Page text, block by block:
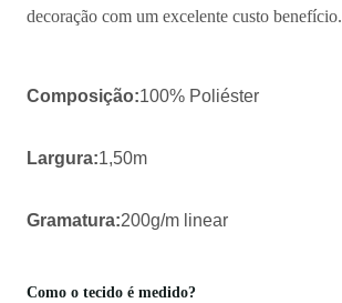
decoração com um excelente custo benefício.
Composição:100% Poliéster
Largura:1,50m
Gramatura:200g/m linear
Como o tecido é medido?